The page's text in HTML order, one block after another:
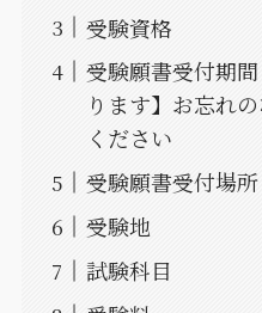
受験資格
受験願書受付期
ります】お忘れ
ください
受験願書受付場所
受験地
試験科目